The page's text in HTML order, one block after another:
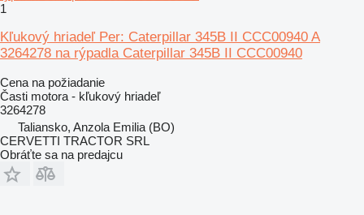
1
Kľukový hriadeľ Per: Caterpillar 345B II CCC00940 A
3264278 na rýpadla Caterpillar 345B II CCC00940
Cena na požiadanie
Časti motora - kľukový hriadeľ
3264278
Taliansko, Anzola Emilia (BO)
CERVETTI TRACTOR SRL
Obráťte sa na predajcu